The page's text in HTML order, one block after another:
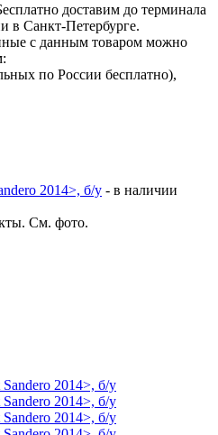
доставим до терминала
в Санкт-Петербурге.
с данным товаром можно
по России бесплатно),
2014>, б/у - в наличии
См. фото.